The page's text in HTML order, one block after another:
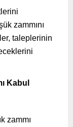
zammını
taleplerinin
Kabul
zammı